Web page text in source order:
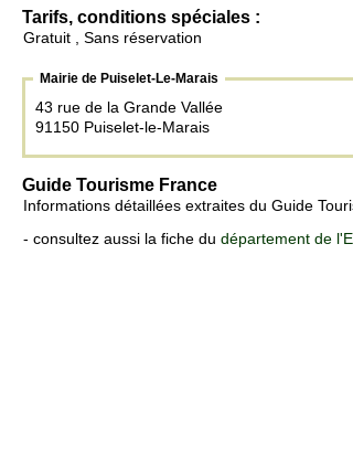
Tarifs, conditions spéciales :
Gratuit , Sans réservation
Mairie de Puiselet-Le-Marais
43 rue de la Grande Vallée
91150 Puiselet-le-Marais
Guide Tourisme France
Informations détaillées extraites du Guide
- consultez aussi la fiche du département de